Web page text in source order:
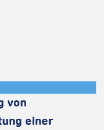
von
einer